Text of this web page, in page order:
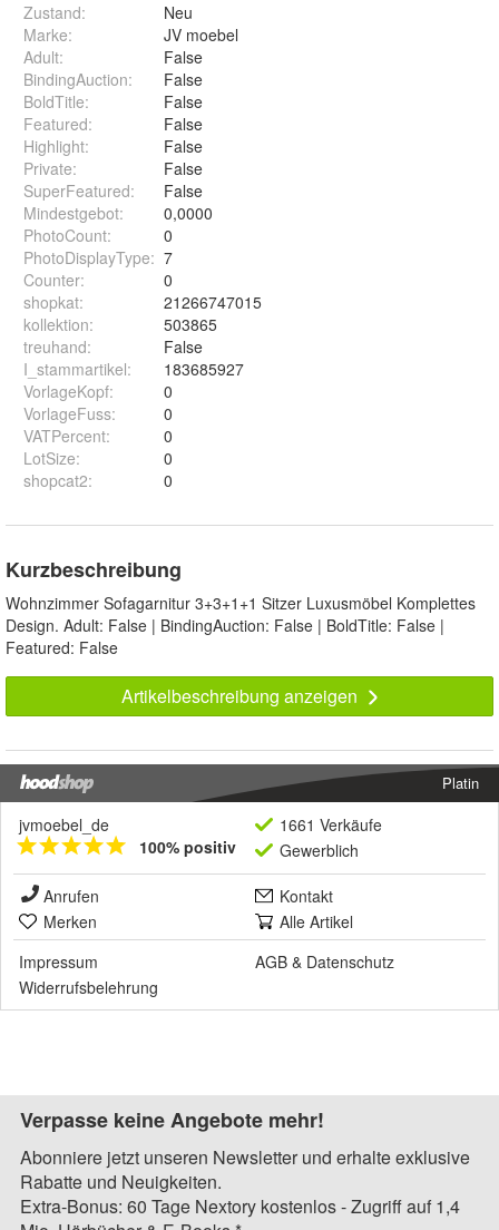
Zustand:
Neu
Marke:
JV moebel
Adult:
False
BindingAuction:
False
BoldTitle:
False
Featured:
False
Highlight:
False
Private:
False
SuperFeatured:
False
Mindestgebot:
0,0000
PhotoCount:
0
PhotoDisplayType: 7
Counter:
0
shopkat:
21266747015
kollektion:
503865
treuhand:
False
I_stammartikel:
183685927
VorlageKopf:
0
VorlageFuss:
0
VATPercent:
0
LotSize:
0
shopcat2: 0
Kurzbeschreibung
Wohnzimmer Sofagarnitur 3+3+1+1 Sitzer Luxusmöbel Komplettes
Design. Adult: False | BindingAuction: False | BoldTitle: False |
Featured: False
Artikelbeschreibung anzeigen
Platin
jvmoebel_de
100% positiv
1661 Verkäufe
Gewerblich
Anrufen
Kontakt
Merken
Alle Artikel
Impressum
AGB & Datenschutz
Widerrufsbelehrung
Verpasse keine Angebote mehr!
Abonniere jetzt unseren Newsletter und erhalte exklusive
Rabatte und Neuigkeiten.
Extra-Bonus: 60 Tage Nextory kostenlos - Zugriff auf 1,4